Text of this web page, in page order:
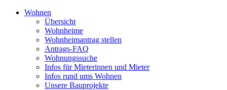
Wohnen
Übersicht
Wohnheime
Wohnheimantrag stellen
Antrags-FAQ
Wohnungssuche
Infos für Mieterinnen und Mieter
Infos rund ums Wohnen
Unsere Bauprojekte